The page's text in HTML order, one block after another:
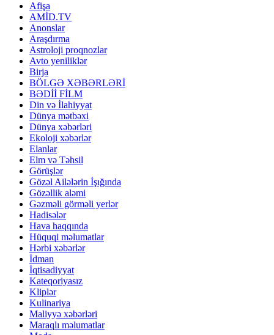
Afişa
AMİD.TV
Anonslar
Araşdırma
Astroloji proqnozlar
Avto yeniliklər
Birja
BÖLGƏ XƏBƏRLƏRİ
BƏDİİ FİLM
Din və İlahiyyat
Dünya mətbəxi
Dünya xəbərləri
Ekoloji xəbərlər
Elanlar
Elm və Təhsil
Görüşlər
Gözəl Ailələrin İşığında
Gözəllik aləmi
Gəzməli görməli yerlər
Hadisələr
Hava haqqında
Hüquqi məlumatlar
Hərbi xəbərlər
İdman
İqtisadiyyat
Kateqoriyasız
Kliplər
Kulinariya
Maliyyə xəbərləri
Maraqlı məlumatlar